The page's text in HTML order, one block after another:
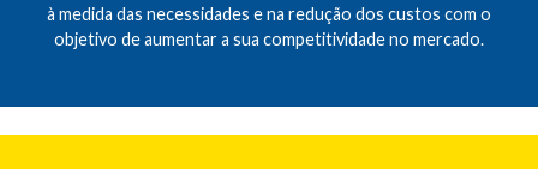
à medida das necessidades e na redução dos custos com o
objetivo de aumentar a sua competitividade no mercado.